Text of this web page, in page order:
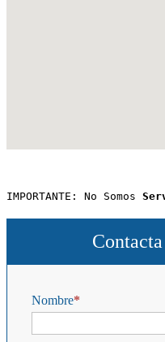
IMPORTANTE: No Somos
Nombre